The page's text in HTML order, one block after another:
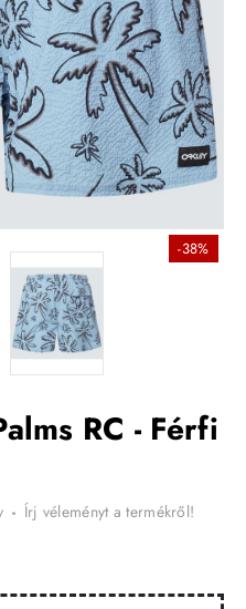
-38%
RC - Férfi
- Írj véleményt a termékről!